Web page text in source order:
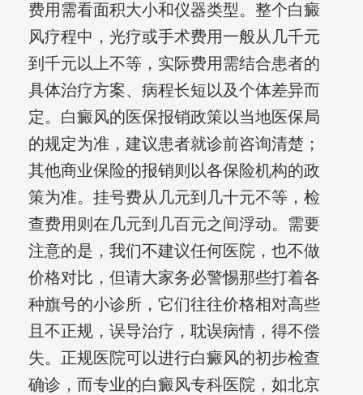
费用需看面积大小和仪器类型。整个白癜
风疗程中，光疗或手术费用一般从几千元
到千元以上不等，实际费用需结合患者的
具体治疗方案、病程长短以及个体差异而
定。白癜风的医保报销政策以当地医保局
的规定为准，建议患者就诊前咨询清楚；
其他商业保险的报销则以各保险机构的政
策为准。挂号费从几元到几十元不等，检
查费用则在几元到几百元之间浮动。需要
注意的是，我们不建议任何医院，也不做
价格对比，但请大家务必警惕那些打着各
种旗号的小诊所，它们往往价格相对高些
且不正规，误导治疗，耽误病情，得不偿
失。正规医院可以进行白癜风的初步检查
确诊，而专业的白癜风专科医院，如北京